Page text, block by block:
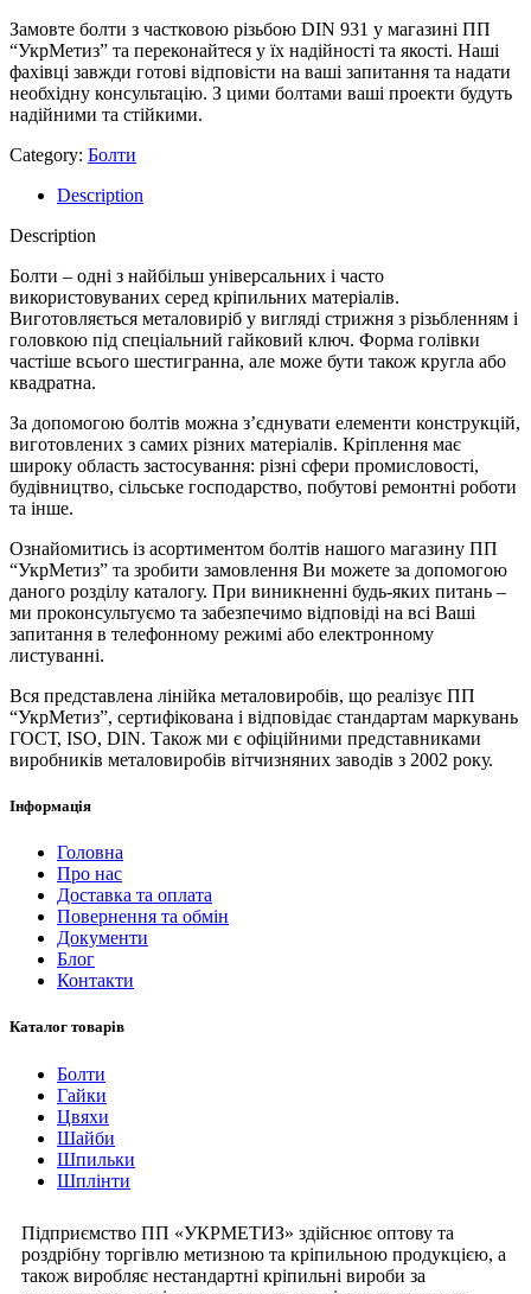
Замовте болти з частковою різьбою DIN 931 у магазині ПП
“УкрМетиз” та переконайтеся у їх надійності та якості. Наші
фахівці завжди готові відповісти на ваші запитання та надати
необхідну консультацію. З цими болтами ваші проекти будуть
надійними та стійкими.
Category: Болти
Description
Description
Болти – одні з найбільш універсальних і часто
використовуваних серед кріпильних матеріалів.
Виготовляється металовиріб у вигляді стрижня з різьбленням і
головкою під спеціальний гайковий ключ. Форма голівки
частіше всього шестигранна, але може бути також кругла або
квадратна.
За допомогою болтів можна з’єднувати елементи конструкцій,
виготовлених з самих різних матеріалів. Кріплення має
широку область застосування: різні сфери промисловості,
будівництво, сільське господарство, побутові ремонтні роботи
та інше.
Ознайомитись із асортиментом болтів нашого магазину ПП
“УкрМетиз” та зробити замовлення Ви можете за допомогою
даного розділу каталогу. При виникненні будь-яких питань –
ми проконсультуємо та забезпечимо відповіді на всі Ваші
запитання в телефонному режимі або електронному
листуванні.
Вся представлена ​​лінійка металовиробів, що реалізує ПП
“УкрМетиз”, сертифікована і відповідає стандартам маркувань
ГОСТ, ISO, DIN. Також ми є офіційними представниками
виробників металовиробів вітчизняних заводів з 2002 року.
Інформація
Головна
Про нас
Доставка та оплата
Повернення та обмін
Документи
Блог
Контакти
Каталог товарів
Болти
Гайки
Цвяхи
Шайби
Шпильки
Шплінти
Підприємство ПП «УКРМЕТИЗ» здійснює оптову та
роздрібну торгівлю метизною та кріпильною продукцією, а
також виробляє нестандартні кріпильні вироби за